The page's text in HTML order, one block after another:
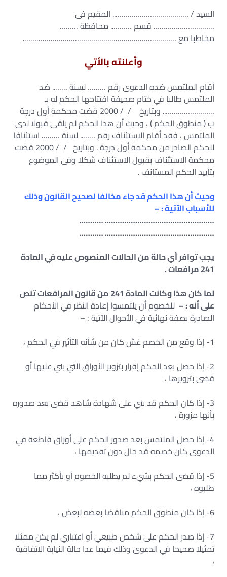
السيد / ……………………………….. المقيم فى
………………………… قسم ……….. محافظة ………
مخاطبا مع ………………………………………………………………….
وأعلنته بالأتي
أقام الملتمس ضده الدعوى رقم ……… لسنة …….. ضد
الملتمس طالبا في ختام صحيفة افتتاحها الحكم له بـ
…………………….. وبتاريخ / / 2000 قضت محكمة أول درجة
ب ( منطوق الحكم ) ، وحيث أن هذا الحكم لم يلقى قبولا لدى
الملتمس ، فقد أقام الاستئناف رقم …….. لسنة ……… استئنافا
للحكم الصادر من محكمة أول درجة . وبتاريخ / / 2000 قضت
محكمة الاستئناف بقبول الاستئناف شكلا وفى الموضوع
بتأييد الحكم المستانف .
وحيث أن هذا الحكم قد جاء مخالفا لصحيح القانون وذلك
للأسباب الآتية : –
………………………………………….. ………..
………………………………………….. ………..
يجب توافر أي حالة من الحالات المنصوص عليه في المادة
241 مرافعات .
لما كان هذا وكانت المادة 241 من قانون المرافعات تنص
على أنه : – للخصوم أن يلتمسوا إعادة النظر في الأحكام
الصادرة بصفة نهائية في الأحوال الآتية : –
1- إذا وقع من الخصم غش كان من شأنه التأثير في الحكم ،
2- إذا حصل بعد الحكم إقرار بتزوير الأوراق التي بني عليها أو
قضى بتزويرها ،
3- إذا كان الحكم قد بني على شهادة شاهد قضى بعد صدوره
بأنها مزورة ،
4- إذا حصل الملتمس بعد صدور الحكم على أوراق قاطعة في
الدعوى كان خصمه قد حال دون تقديمها ،
5- إذا قضى الحكم بشيء لم يطلبه الخصوم أو بأكثر مما
طلبوه ،
6- إذا كان منطوق الحكم مناقضا بعضه لبعض ،
7- إذا صدر الحكم على شخص طبيعي أو اعتباري لم يكن ممثلا
تمثيلا صحيحا في الدعوى وذلك فيما عدا حالة النيابة الاتفاقية
،